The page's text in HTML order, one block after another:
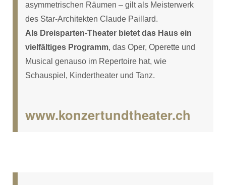
asymmetrischen Räumen – gilt als Meisterwerk
des Star-Architekten Claude Paillard.
Als Dreisparten-Theater bietet das Haus ein
vielfältiges Programm, das Oper, Operette und
Musical genauso im Repertoire hat, wie
Schauspiel, Kindertheater und Tanz.
www.konzertundtheater.ch